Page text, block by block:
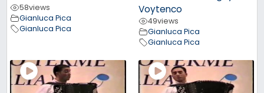
58views
Gianluca Pica
Gianluca Pica
Voytenco
49views
Gianluca Pica
Gianluca Pica